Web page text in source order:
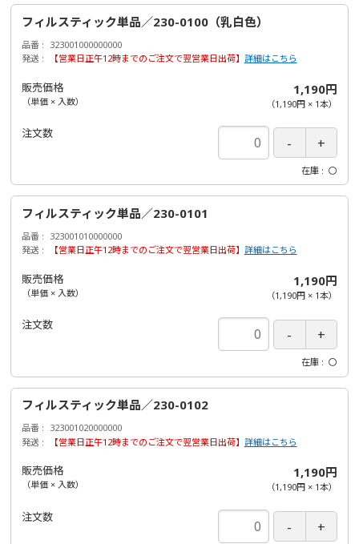
フィルスティック単品／230-0100（乳白色）
品番
323001000000000
発送
【営業日正午12時までのご注文で翌営業日出荷】 詳細はこちら
販売価格
（単価 × 入数）
1,190円
（1,190円× 1本）
注文数
在庫 〇
フィルスティック単品／230-0101
品番
323001010000000
発送
【営業日正午12時までのご注文で翌営業日出荷】 詳細はこちら
販売価格
（単価 × 入数）
1,190円
（1,190円× 1本）
注文数
在庫 〇
フィルスティック単品／230-0102
品番
323001020000000
発送
【営業日正午12時までのご注文で翌営業日出荷】 詳細はこちら
販売価格
（単価 × 入数）
1,190円
（1,190円× 1本）
注文数